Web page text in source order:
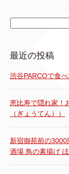
最近の投稿
渋谷PARCOで食
恵比寿で隠れ家！
（ぎょうてん））
新宿御苑前の
酒場 鳥の素揚げ ほ